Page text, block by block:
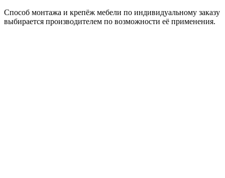
Способ монтажа и крепёж мебели по индивидуальному заказу
выбирается производителем по возможности её применения.